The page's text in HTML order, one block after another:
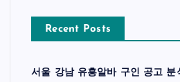
Recent Posts
서울 강남 유흥알바 구인 공고 분